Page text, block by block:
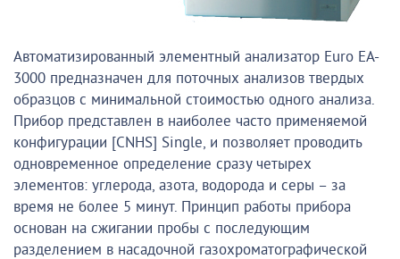
Автоматизированный элементный анализатор Euro EA-
3000 предназначен для поточных анализов твердых
образцов с минимальной стоимостью одного анализа.
Прибор представлен в наиболее часто применяемой
конфигурации [CNHS] Single, и позволяет проводить
одновременное определение сразу четырех
элементов: углерода, азота, водорода и серы – за
время не более 5 минут. Принцип работы прибора
основан на сжигании пробы с последующим
разделением в насадочной газохроматографической